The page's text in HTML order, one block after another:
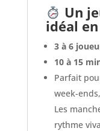
Un
idéal
3 à 6
10 à 15
Parfait
week-
Les
rythme